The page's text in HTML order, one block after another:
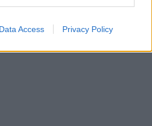
Data Access Privacy Policy